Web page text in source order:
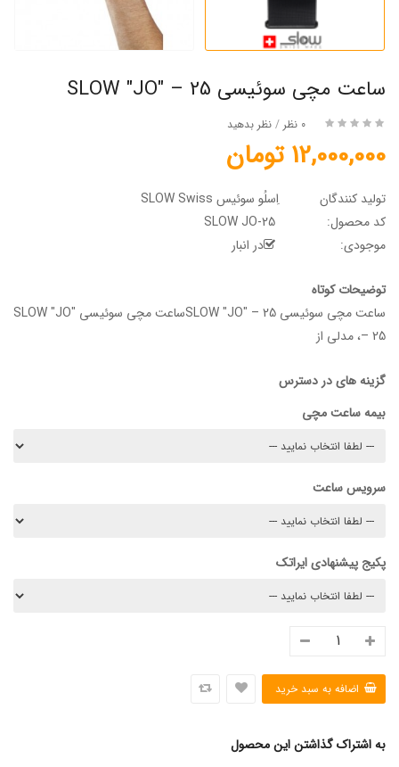
ساعت مچی سوئیسی SLOW "JO" – 25
0 نظر / نظر بدهید
12,000,000 تومان
تولید کنندگان
اِسلُو سوئیس SLOW Swiss
کد محصول:
موجودی:
در انبار
توضیحات کوتاه
ساعت مچی سوئیسی SLOW "JO" – 25ساعت مچی سوئیسی SLOW "JO"
– 25، مدلی از
گزینه های در دسترس
بیمه ساعت مچی
سرویس ساعت
پکیج پیشنهادی ایراتک
به اشتراک گذاشتن این محصول